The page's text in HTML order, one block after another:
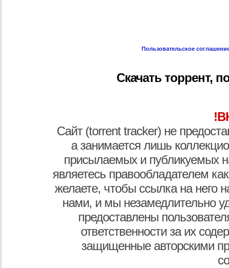
Пользовательское
Скачать торрент,
Сайт (torrent tracker) не
а занимается лишь
присылаемых и публикуемых
являетесь правообладателем
желаете, чтобы ссылка на него
нами, и мы незамедлительно
предоставлены
ответственности за их
защищенные авторскими